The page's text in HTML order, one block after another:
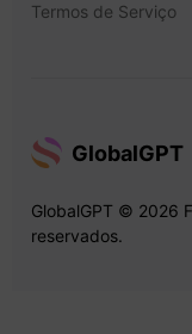
Termos de Serviço
GlobalGPT
GlobalGPT © 2026
reservados.